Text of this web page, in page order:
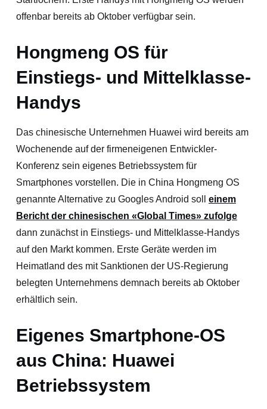
offenbar bereits ab Oktober verfügbar sein.
Hongmeng OS für
Einstiegs- und Mittelklasse-
Handys
Das chinesische Unternehmen Huawei wird bereits am
Wochenende auf der firmeneigenen Entwickler-
Konferenz sein eigenes Betriebssystem für
Smartphones vorstellen. Die in China Hongmeng OS
genannte Alternative zu Googles Android soll einem
Bericht der chinesischen «Global Times» zufolge
dann zunächst in Einstiegs- und Mittelklasse-Handys
auf den Markt kommen. Erste Geräte werden im
Heimatland des mit Sanktionen der US-Regierung
belegten Unternehmens demnach bereits ab Oktober
erhältlich sein.
Eigenes Smartphone-OS
aus China: Huawei
Betriebssystem